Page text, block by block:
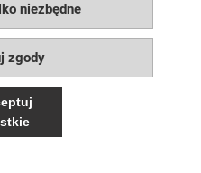
niezbędne
zgody